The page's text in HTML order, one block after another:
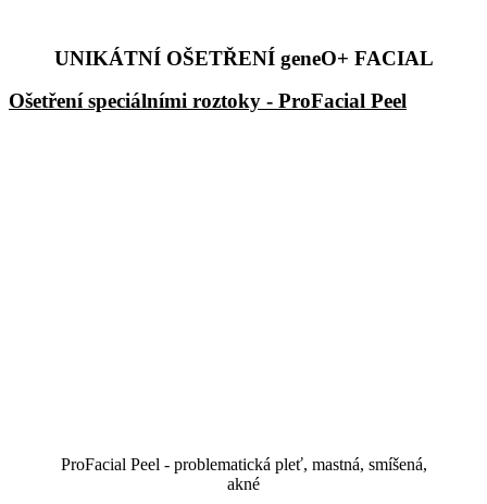
UNIKÁTNÍ OŠETŘENÍ geneO+ FACIAL
Ošetření speciálními roztoky - ProFacial Peel
ProFacial Peel - problematická pleť, mastná, smíšená,
akné